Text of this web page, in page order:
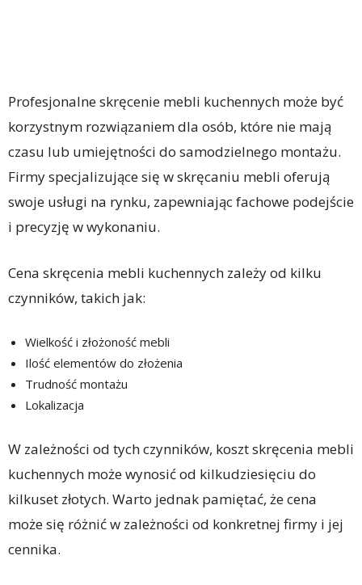
Profesjonalne skręcenie mebli kuchennych może być
korzystnym rozwiązaniem dla osób, które nie mają
czasu lub umiejętności do samodzielnego montażu.
Firmy specjalizujące się w skręcaniu mebli oferują
swoje usługi na rynku, zapewniając fachowe podejście
i precyzję w wykonaniu.
Cena skręcenia mebli kuchennych zależy od kilku
czynników, takich jak:
Wielkość i złożoność mebli
Ilość elementów do złożenia
Trudność montażu
Lokalizacja
W zależności od tych czynników, koszt skręcenia mebli
kuchennych może wynosić od kilkudziesięciu do
kilkuset złotych. Warto jednak pamiętać, że cena
może się różnić w zależności od konkretnej firmy i jej
cennika.